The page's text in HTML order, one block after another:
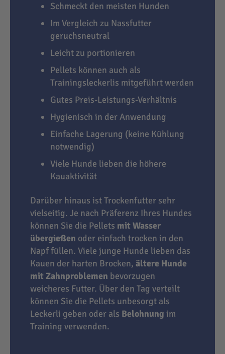
Schmeckt den meisten Hunden
Im Vergleich zu Nassfutter
geruchsneutral
Leicht zu portionieren
Pellets können auch als
Trainingsleckerlis mitgeführt werden
Gutes Preis-Leistungs-Verhältnis
Hygienisch in der Anwendung
Einfache Lagerung (keine Kühlung
notwendig)
Viele Hunde lieben die höhere
Kauaktivität
Darüber hinaus ist Trockenfutter sehr
vielseitig. Je nach Präferenz Ihres Hundes
können Sie die Pellets mit Wasser
übergießen oder einfach trocken in den
Napf füllen. Viele junge Hunde lieben das
Kauen der harten Brocken, ältere Hunde
mit Zahnproblemen bevorzugen
weicheres Futter. Über den Tag verteilt
können Sie die Pellets unbesorgt als
Leckerli geben oder als Belohnung im
Training verwenden.